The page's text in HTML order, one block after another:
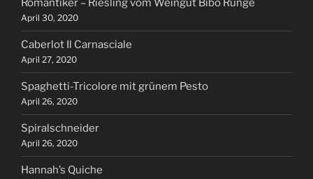
Romantiker – Riesling vom Weingut Bibo Runge
April 30, 2020
Caberlot Il Carnasciale
April 27, 2020
Spaghetti-Tricolore mit grünem Pesto
April 26, 2020
Spiralschneider
April 26, 2020
Hannah’s Quiche